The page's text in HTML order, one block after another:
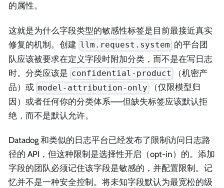
的属性。
这就是为什么字段类型的敏感性标签是目前最接近真实
修复的机制。创建 llm.request.system 的平台团
队应该被要求在定义字段时附加分类，而不是在写日志
时。分类应该是 confidential-product
（机密产
品）或 model-attribution-only
（仅限模型归
因）或者任何你的分类体系——但缺失标签应该默认拒
绝，而不是默认允许。
Datadog 和类似的日志平台已经发布了限制访问日志路
径的 API，但这种限制是选择性开启（opt-in）的。添加
字段的团队必须记住该字段是敏感的，并配置限制。记
忆并不是一种安全控制。将未知字段默认为最宽松的级